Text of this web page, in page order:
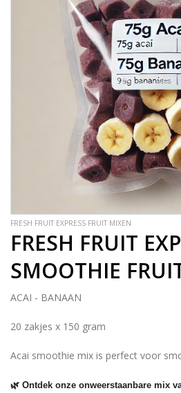
FRESH FRUIT EXPRESS FRUIT MIXEN
FRESH FRUIT
SMOOTHIE
ACAI - BANAAN
20 zakjes x 150 gram
Acai smoothie mix is perfect voor
🌿 Ontdek onze onweerstaanbare mix